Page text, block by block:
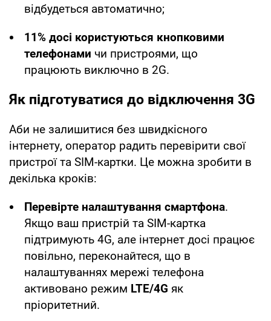
відбудеться автоматично;
11% досі користуються кнопковими
телефонами чи пристроями, що
працюють виключно в 2G.
Як підготуватися до відключення 3G
Аби не залишитися без швидкісного
інтернету, оператор радить перевірити свої
пристрої та SIM-картки. Це можна зробити в
декілька кроків:
Перевірте налаштування смартфона.
Якщо ваш пристрій та SIM-картка
підтримують 4G, але інтернет досі працює
повільно, переконайтеся, що в
налаштуваннях мережі телефона
активовано режим LTE/4G як
пріоритетний.